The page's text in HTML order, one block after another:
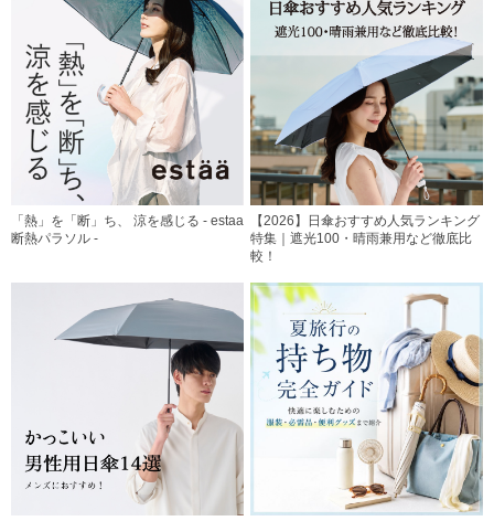
「熱」を「断」ち、 涼を感じる - estaa
断熱パラソル -
【2026】日傘おすすめ人気ランキング
特集｜遮光100・晴雨兼用など徹底比
較！